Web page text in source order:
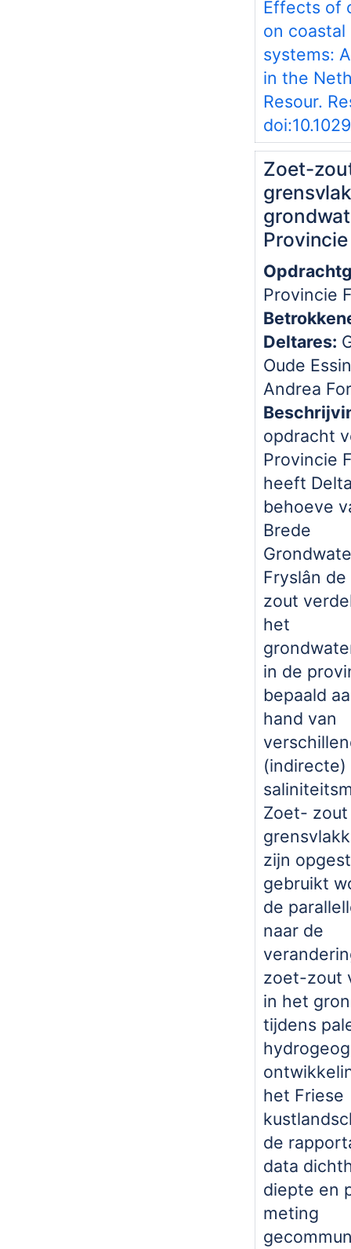
Effects of
on
systems:
in the
Resour.
Zoet-
Provincie
Deltares:
Oude
Andrea
opdracht
Provincie
heeft
behoeve
Brede
Fryslân
zout
het
in de
bepaald
hand van
(indirecte)
Zoet- zout
zijn
gebruikt
de
naar de
zoet-zout
in het
tijdens
het Friese
de
data
diepte en
meting